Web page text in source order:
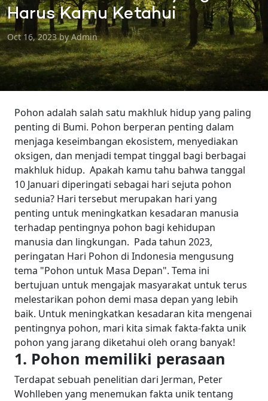
Harus Kamu Ketahui
Oct 16, 2023 by Admin
Pohon adalah salah satu makhluk hidup yang paling
penting di Bumi. Pohon berperan penting dalam
menjaga keseimbangan ekosistem, menyediakan
oksigen, dan menjadi tempat tinggal bagi berbagai
makhluk hidup. Apakah kamu tahu bahwa tanggal
10 Januari diperingati sebagai hari sejuta pohon
sedunia? Hari tersebut merupakan hari yang
penting untuk meningkatkan kesadaran manusia
terhadap pentingnya pohon bagi kehidupan
manusia dan lingkungan. Pada tahun 2023,
peringatan Hari Pohon di Indonesia mengusung
tema "Pohon untuk Masa Depan". Tema ini
bertujuan untuk mengajak masyarakat untuk terus
melestarikan pohon demi masa depan yang lebih
baik. Untuk meningkatkan kesadaran kita mengenai
pentingnya pohon, mari kita simak fakta-fakta unik
pohon yang jarang diketahui oleh orang banyak!
1. Pohon memiliki perasaan
Terdapat sebuah penelitian dari Jerman, Peter
Wohlleben yang menemukan fakta unik tentang